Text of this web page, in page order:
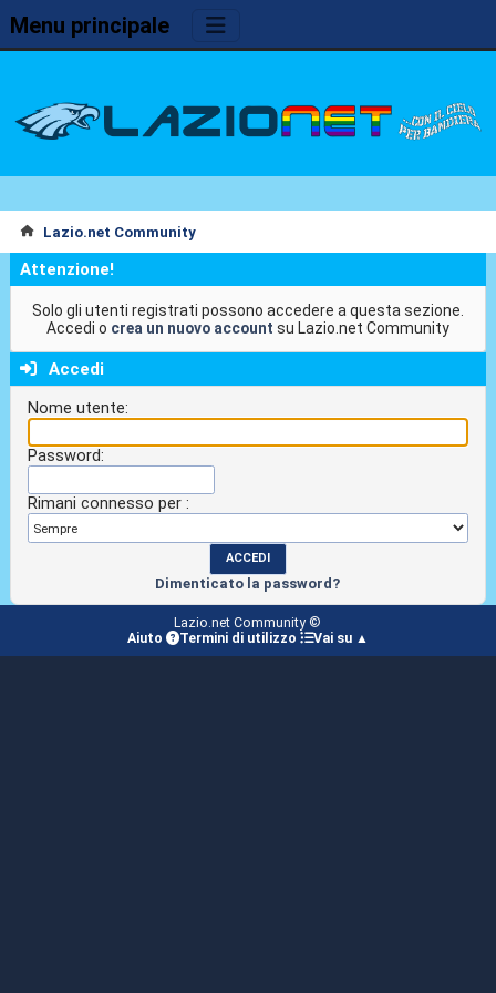
Menu principale
Lazio.net Community
Attenzione!
Solo gli utenti registrati possono accedere a questa sezione.
Accedi o crea un nuovo account su Lazio.net Community
Accedi
Nome utente:
Password:
Rimani connesso per :
Dimenticato la password?
Lazio.net Community ©
Aiuto
Termini di utilizzo Vai su ▲